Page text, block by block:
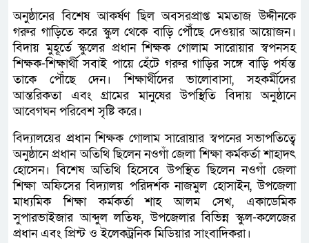
অনুষ্ঠানের বিশেষ আকর্ষণ ছিল অবসরপ্রাপ্ত মমতাজ উদ্দীনকে
গরুর গাড়িতে করে স্কুল থেকে বাড়ি পৌঁছে দেওয়ার আয়োজন।
বিদায় মুহূর্তে স্কুলের প্রধান শিক্ষক গোলাম সারোয়ার স্বপনসহ
শিক্ষক-শিক্ষার্থী সবাই পায়ে হেঁটে গরুর গাড়ির সঙ্গে বাড়ি পর্যন্ত
তাকে পৌঁছে দেন। শিক্ষার্থীদের ভালোবাসা, সহকর্মীদের
আন্তরিকতা এবং গ্রামের মানুষের উপস্থিতি বিদায় অনুষ্ঠানে
আবেগঘন পরিবেশ সৃষ্টি করে।
বিদ্যালয়ের প্রধান শিক্ষক গোলাম সারোয়ার স্বপনের সভাপতিত্বে
অনুষ্ঠানে প্রধান অতিথি ছিলেন নওগাঁ জেলা শিক্ষা কর্মকর্তা শাহাদৎ
হোসেন। বিশেষ অতিথি হিসেবে উপস্থিত ছিলেন নওগাঁ জেলা
শিক্ষা অফিসের বিদ্যালয় পরিদর্শক নাজমুল হোসাইন, উপজেলা
মাধ্যমিক শিক্ষা কর্মকর্তা শাহ আলম সেখ, একাডেমিক
সুপারভাইজার আব্দুল লতিফ, উপজেলার বিভিন্ন স্কুল-কলেজের
প্রধান এবং প্রিন্ট ও ইলেকট্রনিক মিডিয়ার সাংবাদিকরা।